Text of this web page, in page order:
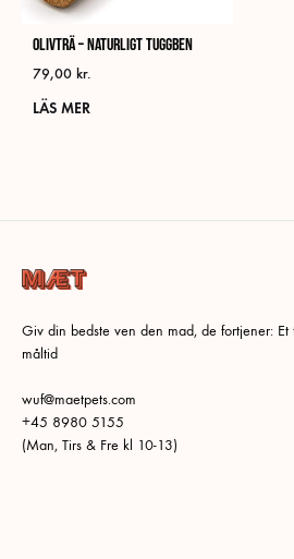
Olivträ – naturligt tuggben
79,00 kr.
LÄS MER
Giv din bedste ven den mad, de fortjener:
måltid
wuf@maetpets.com
+45 8980 5155
(Man, Tirs & Fre kl 10-13)